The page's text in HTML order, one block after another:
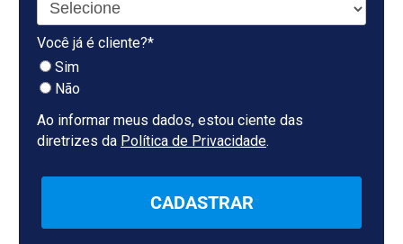
Você já é cliente?*
Sim
Não
Ao informar meus dados, estou ciente das
diretrizes da Política de Privacidade.
CADASTRAR